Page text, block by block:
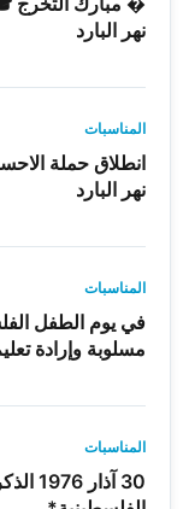
نهر البارد
المناسبات
انطلاق حملة
نهر البارد
المناسبات
مسلوبة وإرادة
المناسبات
30